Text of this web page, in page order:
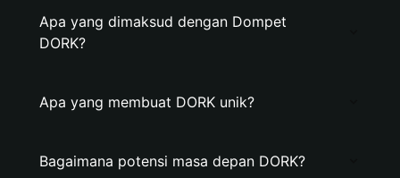
Apa yang dimaksud dengan Dompet
DORK?
Apa yang membuat DORK unik?
Bagaimana potensi masa depan DORK?